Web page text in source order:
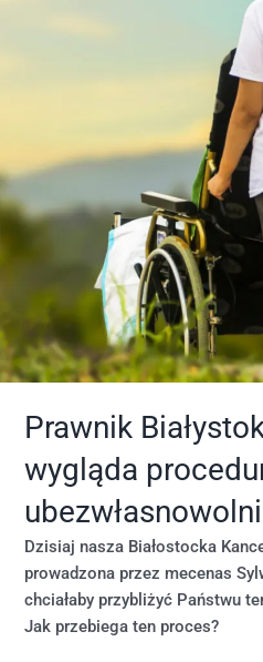
Prawnik
wygląda
Dzisiaj nasza Białostocka
prowadzona przez mecenas
chciałaby przybliżyć Państwu
Jak przebiega ten proces?